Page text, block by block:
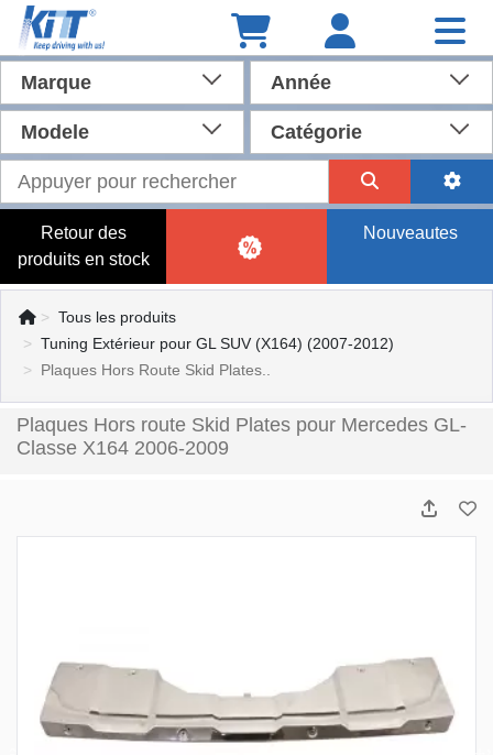
Marque Année
Modele Catégorie
Retour des
produits en stock
Nouveautes
Tous les produits
Tuning Extérieur pour GL SUV (X164) (2007-2012)
Plaques Hors Route Skid Plates..
Plaques Hors route Skid Plates pour Mercedes GL-
Classe X164 2006-2009